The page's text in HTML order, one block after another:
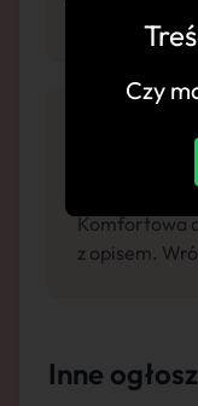
Komfortowa
z opisem.
Inne
Czy